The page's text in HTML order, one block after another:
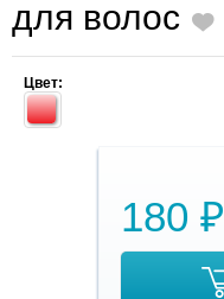
для волос
Цвет:
180 ₽